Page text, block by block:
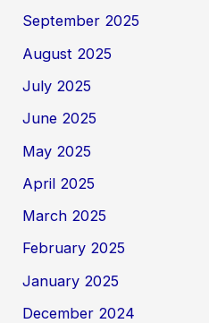
September 2025
August 2025
July 2025
June 2025
May 2025
April 2025
March 2025
February 2025
January 2025
December 2024